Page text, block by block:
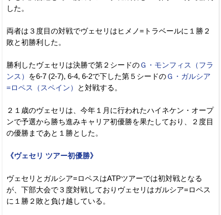
した。
両者は３度目の対戦でヴェセリはヒメノ=トラベールに１勝２
敗と初勝利した。
勝利したヴェセリは決勝で第２シードのＧ・モンフィス（フラ
ンス）
を6-7 (2-7), 6-4, 6-2で下した第５シードのＧ・ガルシア
=ロペス（スペイン）
と対戦する。
２１歳のヴェセリは、今年１月に行われたハイネケン・オープ
ンで予選から勝ち進みキャリア初優勝を果たしており、２度目
の優勝まであと１勝とした。
《ヴェセリ ツアー初優勝》
ヴェセリとガルシア=ロペスはATPツアーでは初対戦となる
が、下部大会で３度対戦しておりヴェセリはガルシア=ロペス
に１勝２敗と負け越している。